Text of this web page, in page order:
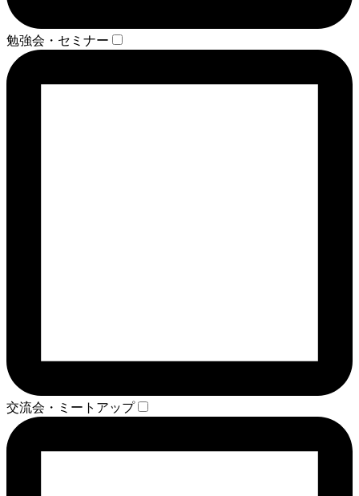
勉強会・セミナー
交流会・ミートアップ